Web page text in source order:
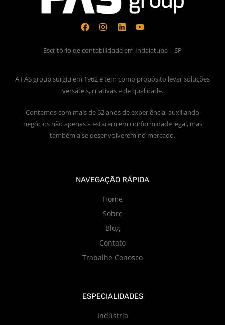
Escritório de contabilidade em Indaiatuba – SP
A FAS group surgiu em 1962 e tem como propósito levar soluções
versáteis, criativas e de qualidade.
Contamos com mais de 62 anos de experiência, auxiliando
negócios não apenas a estarem em conformidade legal, mas
também a se desenvolverem no mercado.
NAVEGAÇÃO RÁPIDA
Home
Sobre
Blog
Contato
Trabalhe Conosco
ESPECIALIDADES
Indústria